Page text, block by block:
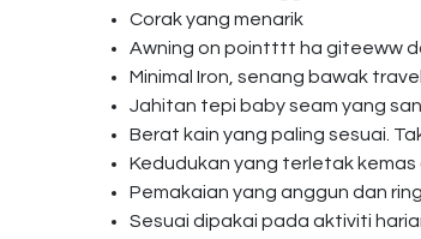
Corak yang menarik
Awning on pointttt ha giteeww
Minimal Iron, senang bawak travel
Jahitan tepi baby seam yang
Berat kain yang paling sesuai.
Kedudukan yang terletak
Pemakaian yang anggun dan
Sesuai dipakai pada aktiviti